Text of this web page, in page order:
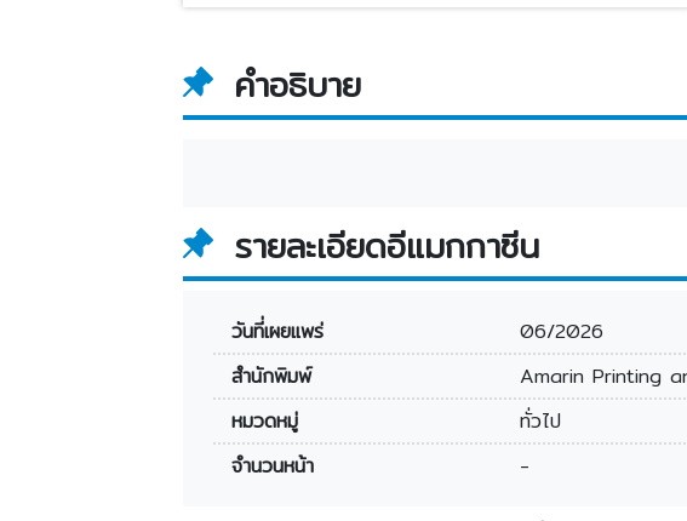
คำอธิบาย
รายละเอียดอีแมกกาซีน
วันที่เผยแพร่
06/2026
สำนักพิมพ์
Amarin Printing
หมวดหมู่
ทั่วไป
จำนวนหน้า
-